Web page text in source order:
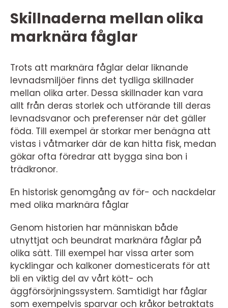
Skillnaderna mellan olika
marknära fåglar
Trots att marknära fåglar delar liknande
levnadsmiljöer finns det tydliga skillnader
mellan olika arter. Dessa skillnader kan vara
allt från deras storlek och utförande till deras
levnadsvanor och preferenser när det gäller
föda. Till exempel är storkar mer benägna att
vistas i våtmarker där de kan hitta fisk, medan
gökar ofta föredrar att bygga sina bon i
trädkronor.
En historisk genomgång av för- och nackdelar
med olika marknära fåglar
Genom historien har människan både
utnyttjat och beundrat marknära fåglar på
olika sätt. Till exempel har vissa arter som
kycklingar och kalkoner domesticerats för att
bli en viktig del av vårt kött- och
äggförsörjningssystem. Samtidigt har fåglar
som exempelvis sparvar och kråkor betraktats